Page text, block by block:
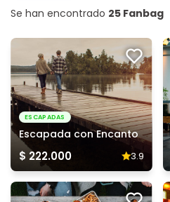
Se han encontrado 25 Fanbag
ESCAPADAS
Escapada con Encanto
$ 222.000 3.9